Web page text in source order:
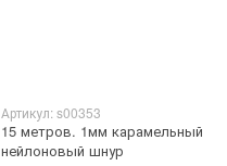
Артикул: s00353
15 метров. 1мм карамельный
нейлоновый шнур